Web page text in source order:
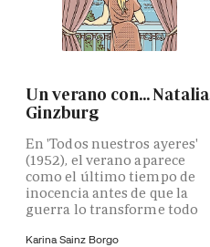
Un verano con... Natalia
Ginzburg
En 'Todos nuestros ayeres'
(1952), el verano aparece
como el último tiempo de
inocencia antes de que la
guerra lo transforme todo
Karina Sainz Borgo